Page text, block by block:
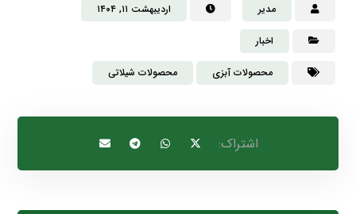
مدیر اردیبهشت ۱۱, ۱۴۰۴
اخبار
محصولات آبزی محصولات شیلاتی